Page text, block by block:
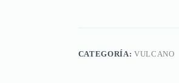
CATEGORÍA: VULCANO